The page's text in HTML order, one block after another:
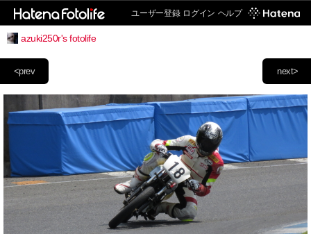
ユーザー登録 ログイン ヘルプ
azuki250r's fotolife
next>
<prev